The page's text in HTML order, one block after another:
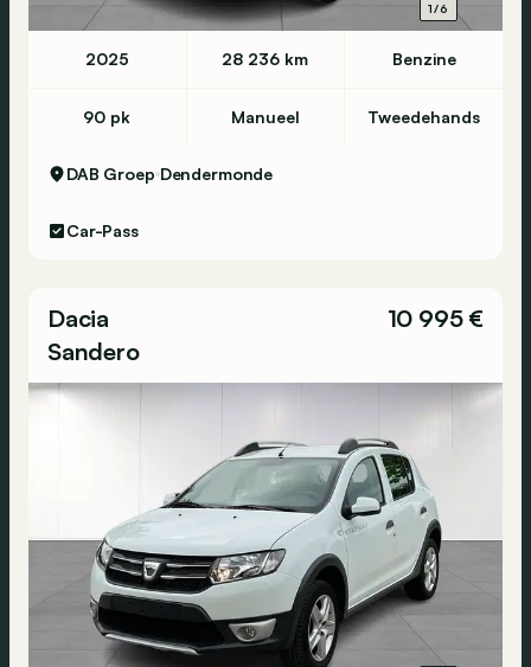
1/6
2025 28 236 km Benzine
90 pk Manueel Tweedehands
DAB Groep Dendermonde
Car-Pass
Dacia
Sandero
10 995 €